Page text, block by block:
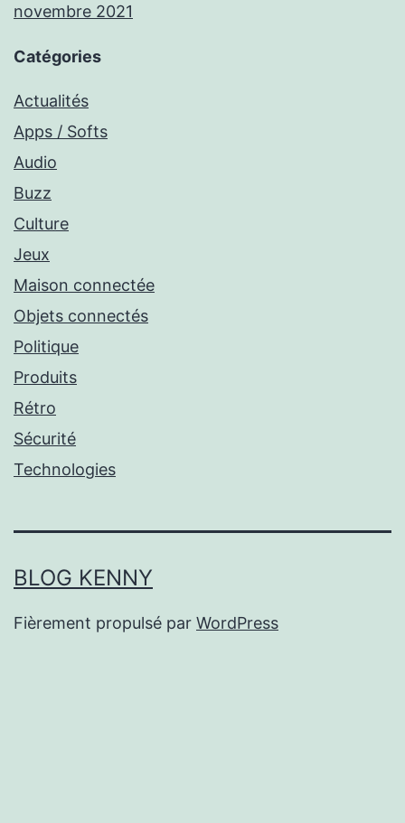
novembre 2021
Catégories
Actualités
Apps / Softs
Audio
Buzz
Culture
Jeux
Maison connectée
Objets connectés
Politique
Produits
Rétro
Sécurité
Technologies
BLOG KENNY
Fièrement propulsé par WordPress